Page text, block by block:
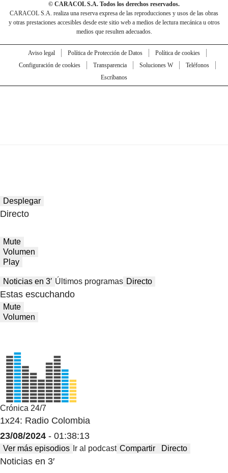
© CARACOL S.A. Todos los derechos reservados.
CARACOL S.A. realiza una reserva expresa de las reproducciones y usos de las obras
y otras prestaciones accesibles desde este sitio web a medios de lectura mecánica u otros
medios que resulten adecuados.
Aviso legal Política de Protección de Datos
Política de cookies
Configuración de cookies
Transparencia Soluciones W
Teléfonos
Escríbanos
Desplegar
Directo
Mute
Volumen
Play
Noticias en 3′ Últimos programas Directo
Estas escuchando
Mute
Volumen
Crónica 24/7
1x24: Radio Colombia
23/08/2024 - 01:38:13
Ver más episodios Ir al podcast Compartir Directo
Noticias en 3′